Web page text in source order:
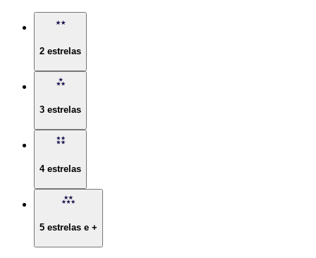
2 estrelas
3 estrelas
4 estrelas
5 estrelas e +